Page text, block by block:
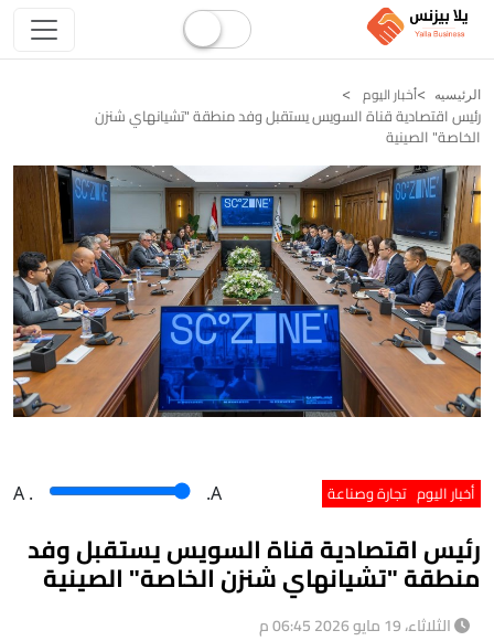
الرئيسيه أخبار اليوم
رئيس اقتصادية قناة السويس يستقبل وفد منطقة "تشيانهاي شنزن
الخاصة" الصينية
أخبار اليوم تجارة وصناعة A . .A
رئيس اقتصادية قناة السويس يستقبل وفد
منطقة "تشيانهاي شنزن الخاصة" الصينية
الثلاثاء، 19 مايو 2026 06:45 م